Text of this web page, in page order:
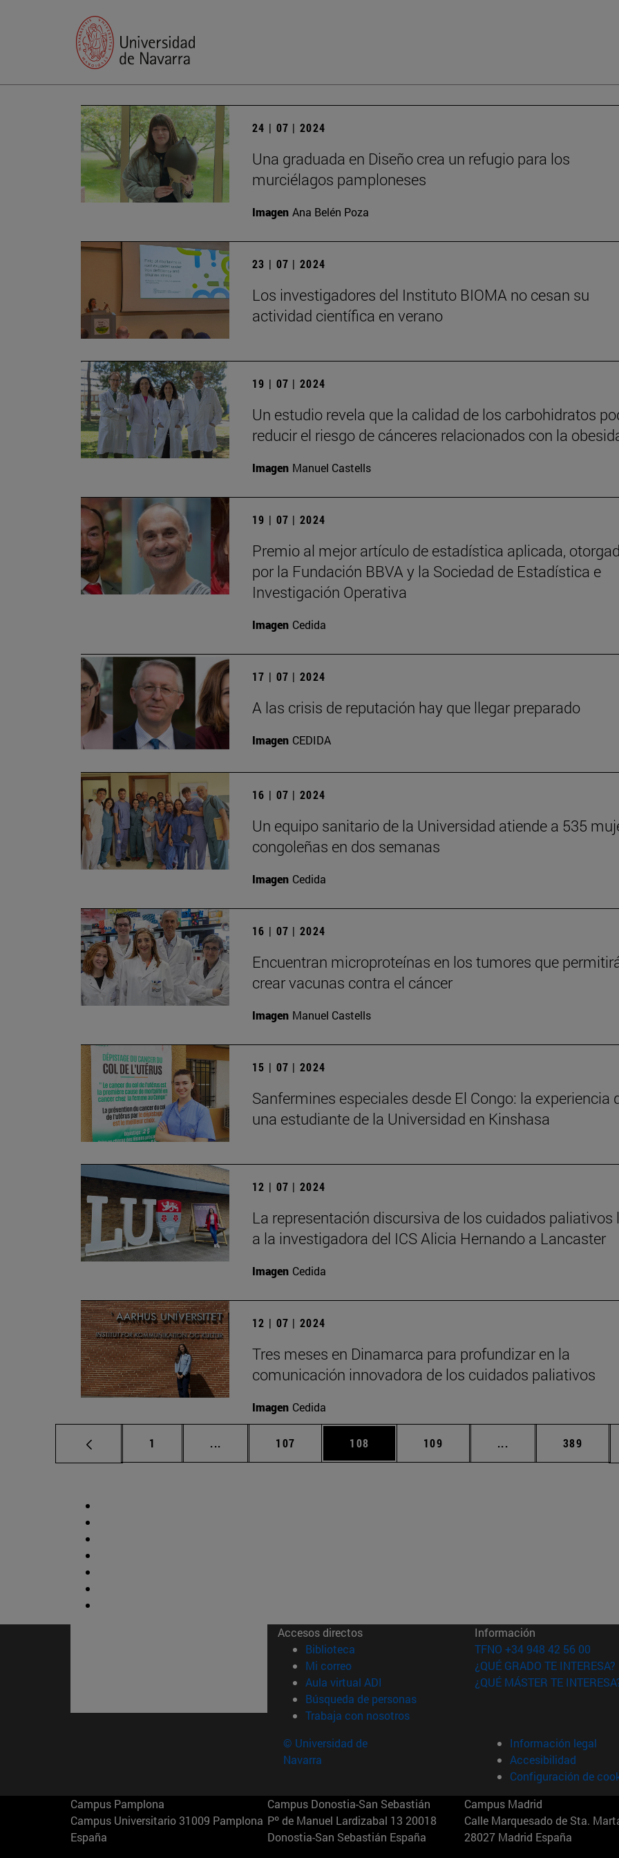
24 | 07 | 2024
Una graduada en Diseño crea un refugio para los
murciélagos pamploneses
Imagen Ana Belén Poza
23 | 07 | 2024
Los investigadores del Instituto BIOMA no cesan su
actividad científica en verano
19 | 07 | 2024
Un estudio revela que la calidad de los carbohidratos
reducir el riesgo de cánceres relacionados con la
Imagen Manuel Castells
19 | 07 | 2024
Premio al mejor artículo de estadística aplicada,
por la Fundación BBVA y la Sociedad de Estadística e
Investigación Operativa
Imagen Cedida
17 | 07 | 2024
A las crisis de reputación hay que llegar preparado
Imagen CEDIDA
16 | 07 | 2024
Un equipo sanitario de la Universidad atiende a 535
congoleñas en dos semanas
Imagen Cedida
16 | 07 | 2024
Encuentran microproteínas en los tumores que
crear vacunas contra el cáncer
Imagen Manuel Castells
15 | 07 | 2024
Sanfermines especiales desde El Congo: la experiencia
una estudiante de la Universidad en Kinshasa
12 | 07 | 2024
La representación discursiva de los cuidados paliativos
a la investigadora del ICS Alicia Hernando a Lancaster
Imagen Cedida
12 | 07 | 2024
Tres meses en Dinamarca para profundizar en la
comunicación innovadora de los cuidados paliativos
Imagen Cedida
Página
1 ... Páginas intermedias Use TAB para desplazarse.
Página
107 Página
108 Página
109 ... Páginas Página
389
Accesos directos
Biblioteca (abre en nueva ventana)
Mi correo(abre en nueva ventana)
Aula virtual ADI (abre en nueva ventana)
Búsqueda de personas(abre en nueva ventana)
Trabaja con nosotros(abre en nueva ventana)
Información
TFNO +34 948 42 56 00
¿QUÉ GRADO TE INTERESA?
¿QUÉ MÁSTER TE
© Universidad de
Navarra
Información legal
Accesibilidad
Configuración de
Campus Pamplona
Campus Universitario 31009 Pamplona
España
Campus Donostia-San Sebastián
Pº de Manuel Lardizabal 13 20018
Donostia-San Sebastián España
Campus Madrid
Calle Marquesado de Sta.
28027 Madrid España